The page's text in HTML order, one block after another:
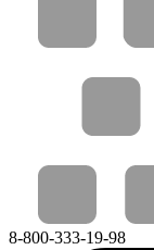
8-800-333-19-98